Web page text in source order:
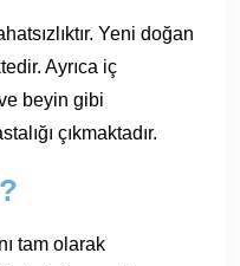
Yeni doğan
Ayrıca iç
beyin gibi
çıkmaktadır.
tam olarak